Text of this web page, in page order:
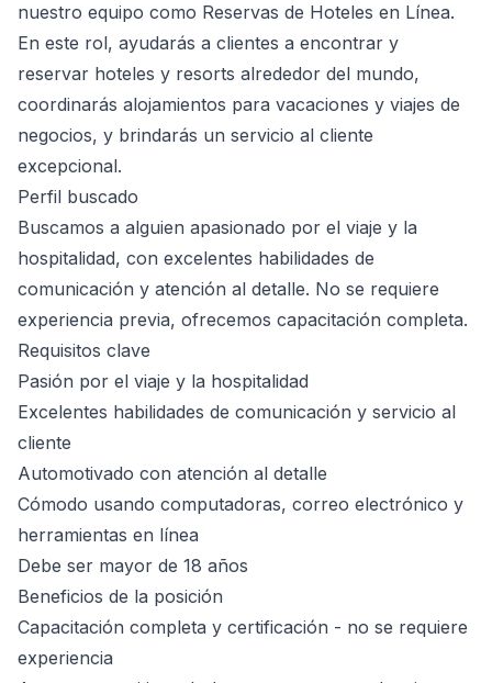
nuestro equipo como Reservas de Hoteles en Línea.
En este rol, ayudarás a clientes a encontrar y
reservar hoteles y resorts alrededor del mundo,
coordinarás alojamientos para vacaciones y viajes de
negocios, y brindarás un servicio al cliente
excepcional.
Perfil buscado
Buscamos a alguien apasionado por el viaje y la
hospitalidad, con excelentes habilidades de
comunicación y atención al detalle. No se requiere
experiencia previa, ofrecemos capacitación completa.
Requisitos clave
Pasión por el viaje y la hospitalidad
Excelentes habilidades de comunicación y servicio al
cliente
Automotivado con atención al detalle
Cómodo usando computadoras, correo electrónico y
herramientas en línea
Debe ser mayor de 18 años
Beneficios de la posición
Capacitación completa y certificación - no se requiere
experiencia